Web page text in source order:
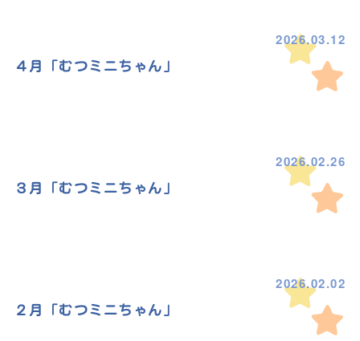
2026.03.12
４月「むつミニちゃん」
2026.02.26
３月「むつミニちゃん」
2026.02.02
２月「むつミニちゃん」